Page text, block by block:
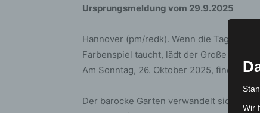
Ursprungsmeldung vom 29.9.2025
Hannover (pm/redk). Wenn die Tage
Farbenspiel taucht, lädt der Große
Am Sonntag, 26. Oktober 2025, findet
Der barocke Garten verwandelt sich
Wir